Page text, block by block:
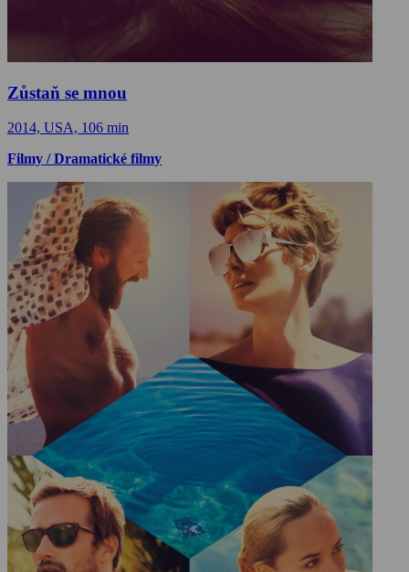
Zůstaň se mnou
2014, USA, 106 min
Filmy / Dramatické filmy